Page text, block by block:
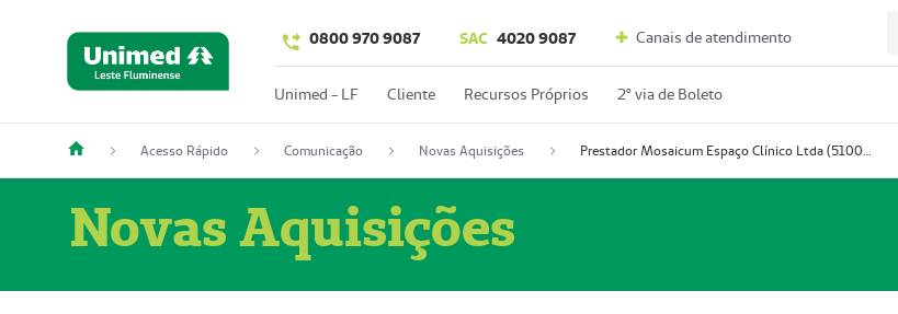
0800 970 9087 SAC 4020 9087 Canais de atendimento
Unimed - LF Cliente Recursos Próprios 2º via de Boleto
Acesso Rápido Comunicação Novas Aquisições Prestador Mosaicum Espaço Clínico Ltda (51004352-0)
Novas Aquisições